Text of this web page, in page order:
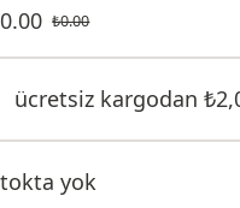
₺0.00
0.00
ücretsiz kargodan₺
yok